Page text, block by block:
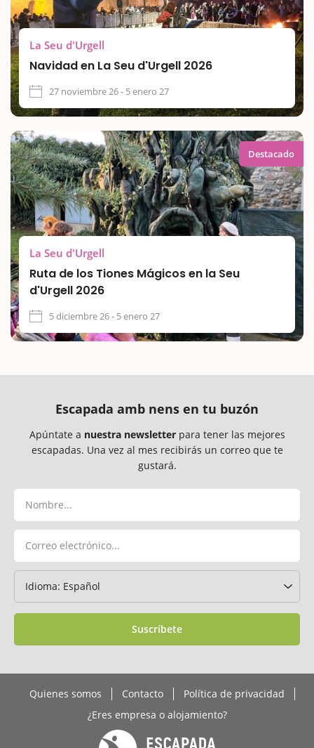
La Seu d'Urgell
Navidad en La Seu d'Urgell 2026
27 noviembre 26 - 5 enero 27
La Seu d'Urgell
Ruta de los Tiones Mágicos en la Seu
d'Urgell 2026
5 diciembre 26 - 5 enero 27
Destacado
Escapada amb nens en tu buzón
Apúntate a nuestra newsletterpara tener las mejores
escapadas. Una vez al mes recibirás un correo que te
gustará.
Suscríbete
Quienes somos Contacto
Política de privacidad
¿Eres empresa o alojamiento?